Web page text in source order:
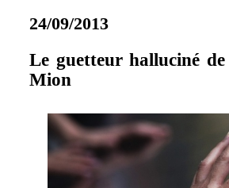
24/09/2013
Le guetteur halluciné
Mion